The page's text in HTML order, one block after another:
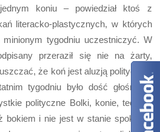
koniu – powiedział ktoś z
literacko-plastycznych, w których
tygodniu uczestniczyć. W
przeraził się nie na żarty,
że koń jest aluzją polityczną.
tygodniu było dość głośno, a
polityczne Bolki, konie, teczki i
bokiem i nie jest w stanie spokojnie